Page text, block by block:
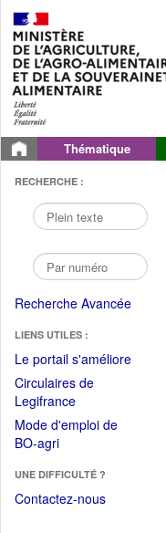
Thématique
RECHERCHE :
Recherche Avancée
LIENS UTILES :
Le portail s'améliore(Fichier
Circulaires de
Legifrance(Ouvrir
dans
une
fenêtre)
Mode d'emploi de
BO-agri(Ouvrir
une
nouvelle
UNE DIFFICULTÉ ?
Contactez-nous